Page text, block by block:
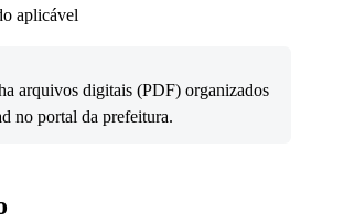
aplicável
arquivos digitais (PDF) organizados
no portal da prefeitura.